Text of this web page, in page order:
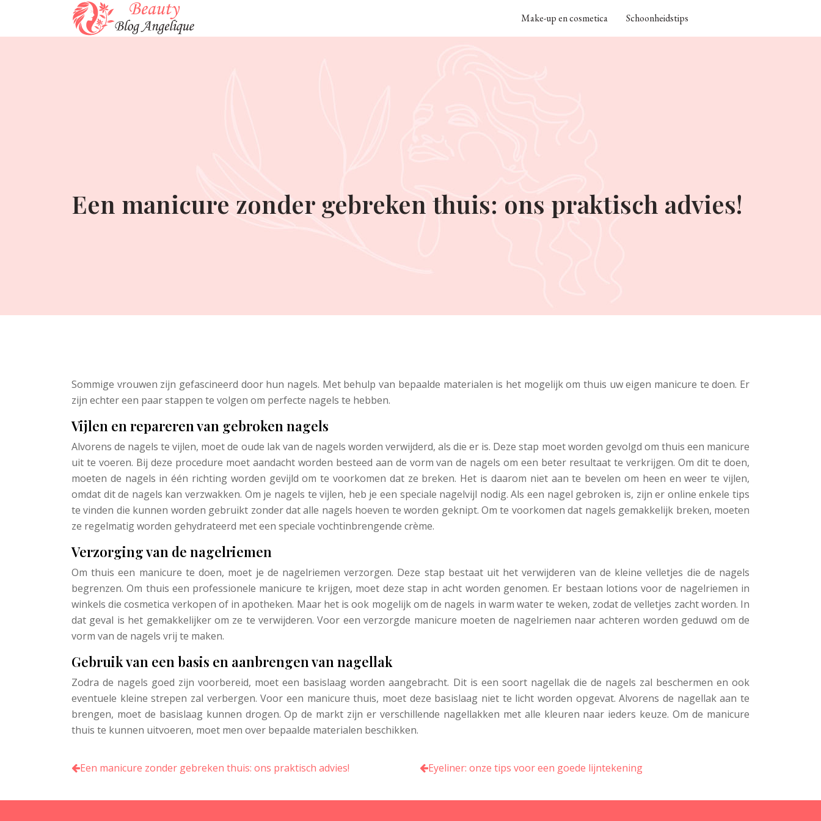
Make-up en cosmetica Schoonheidstips
Een manicure zonder gebreken thuis: ons praktisch advies!
Sommige vrouwen zijn gefascineerd door hun nagels. Met behulp van bepaalde materialen is het mogelijk om thuis uw eigen manicure te doen. Er
zijn echter een paar stappen te volgen om perfecte nagels te hebben.
Vijlen en repareren van gebroken nagels
Alvorens de nagels te vijlen, moet de oude lak van de nagels worden verwijderd, als die er is. Deze stap moet worden gevolgd om thuis een manicure
uit te voeren. Bij deze procedure moet aandacht worden besteed aan de vorm van de nagels om een beter resultaat te verkrijgen. Om dit te doen,
moeten de nagels in één richting worden gevijld om te voorkomen dat ze breken. Het is daarom niet aan te bevelen om heen en weer te vijlen,
omdat dit de nagels kan verzwakken. Om je nagels te vijlen, heb je een speciale nagelvijl nodig. Als een nagel gebroken is, zijn er online enkele tips
te vinden die kunnen worden gebruikt zonder dat alle nagels hoeven te worden geknipt. Om te voorkomen dat nagels gemakkelijk breken, moeten
ze regelmatig worden gehydrateerd met een speciale vochtinbrengende crème.
Verzorging van de nagelriemen
Om thuis een manicure te doen, moet je de nagelriemen verzorgen. Deze stap bestaat uit het verwijderen van de kleine velletjes die de nagels
begrenzen. Om thuis een professionele manicure te krijgen, moet deze stap in acht worden genomen. Er bestaan lotions voor de nagelriemen in
winkels die cosmetica verkopen of in apotheken. Maar het is ook mogelijk om de nagels in warm water te weken, zodat de velletjes zacht worden. In
dat geval is het gemakkelijker om ze te verwijderen. Voor een verzorgde manicure moeten de nagelriemen naar achteren worden geduwd om de
vorm van de nagels vrij te maken.
Gebruik van een basis en aanbrengen van nagellak
Zodra de nagels goed zijn voorbereid, moet een basislaag worden aangebracht. Dit is een soort nagellak die de nagels zal beschermen en ook
eventuele kleine strepen zal verbergen. Voor een manicure thuis, moet deze basislaag niet te licht worden opgevat. Alvorens de nagellak aan te
brengen, moet de basislaag kunnen drogen. Op de markt zijn er verschillende nagellakken met alle kleuren naar ieders keuze. Om de manicure
thuis te kunnen uitvoeren, moet men over bepaalde materialen beschikken.
Een manicure zonder gebreken thuis: ons praktisch advies! Eyeliner: onze tips voor een goede lijntekening